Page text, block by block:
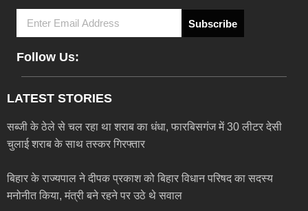
Subscribe
Follow Us:
LATEST STORIES
सब्जी के ठेले से चल रहा था शराब का धंधा, फारबिसगंज में 30 लीटर देसी
चुलाई शराब के साथ तस्कर गिरफ्तार
बिहार के राज्यपाल ने दीपक प्रकाश को बिहार विधान परिषद का सदस्य
मनोनीत किया, मंत्री बने रहने पर उठे थे सवाल